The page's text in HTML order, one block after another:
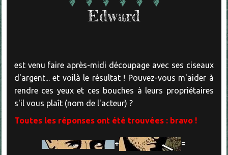
Edward
est venu faire après-midi découpage avec ses ciseaux
d'argent... et voilà le résultat ! Pouvez-vous m'aider à
rendre ces yeux et ces bouches à leurs propriétaires
s'il vous plaît (nom de l'acteur) ?
Toutes les réponses ont été trouvées : bravo !
+ =